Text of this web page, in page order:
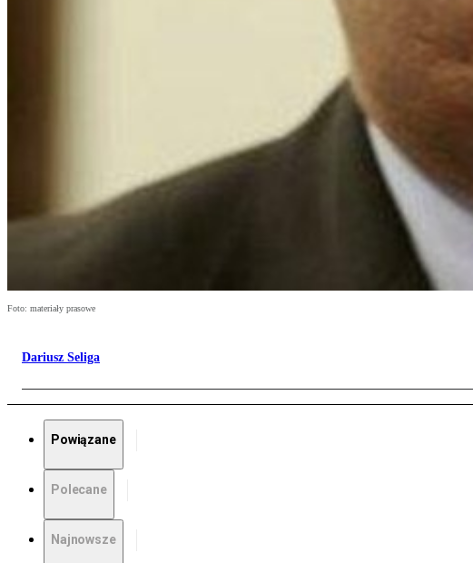
Foto: materiały prasowe
Dariusz Seliga
Powiązane
Polecane
Najnowsze